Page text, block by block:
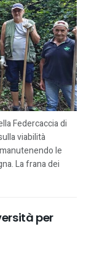
Federcaccia di
viabilità
le
La frana dei
per